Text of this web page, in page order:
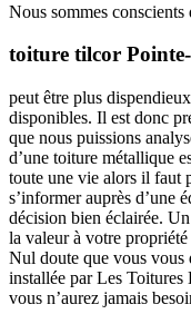
Nous sommes
toiture tilcor
peut être plus
disponibles. Il est donc
que nous puissions
d’une toiture métallique
toute une vie alors il faut
s’informer auprès d’une
décision bien éclairée.
la valeur à votre
Nul doute que vous vous
installée par Les
vous n’aurez jamais